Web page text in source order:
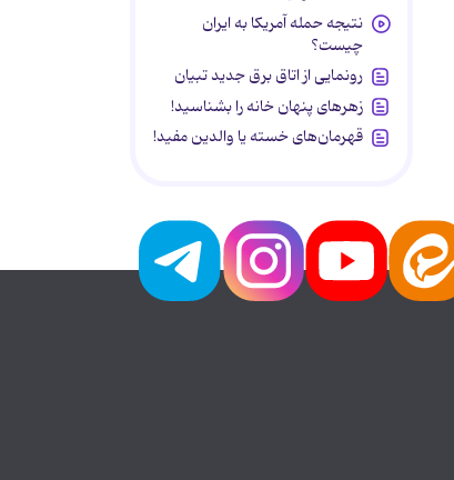
نتیجه حمله آمریکا به ایران
چیست؟
رونمایی از اتاق برق جدید تبیان
زهرهای پنهان خانه را بشناسید!
قهرمان‌های خسته یا والدین مفید!